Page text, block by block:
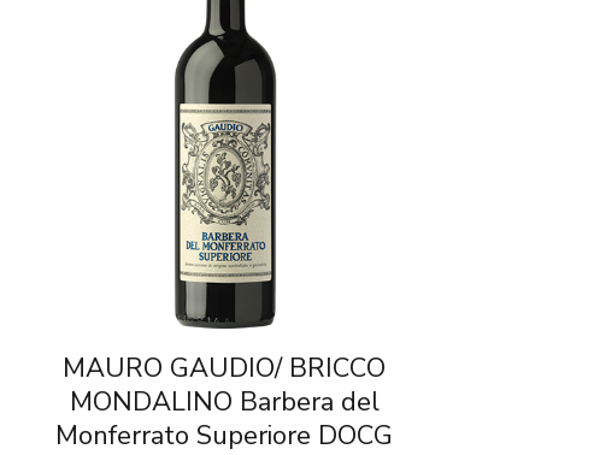
MAURO GAUDIO/ BRICCO
MONDALINO Barbera del
Monferrato Superiore DOCG